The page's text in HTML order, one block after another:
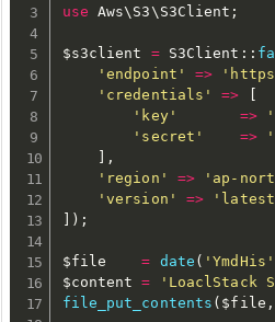
use Aws\ S3\ S3Client ;
$s3client = S3Client : :
'endpoint'
=>
'credentials'
=>
'key'
=>
'secret'
=>
,
'region'
=> 'ap-
'version'
=>
) ;
$file = date ( 'YmdHis'
$content
= 'LoaclStack
file_put_contents ( $file ,